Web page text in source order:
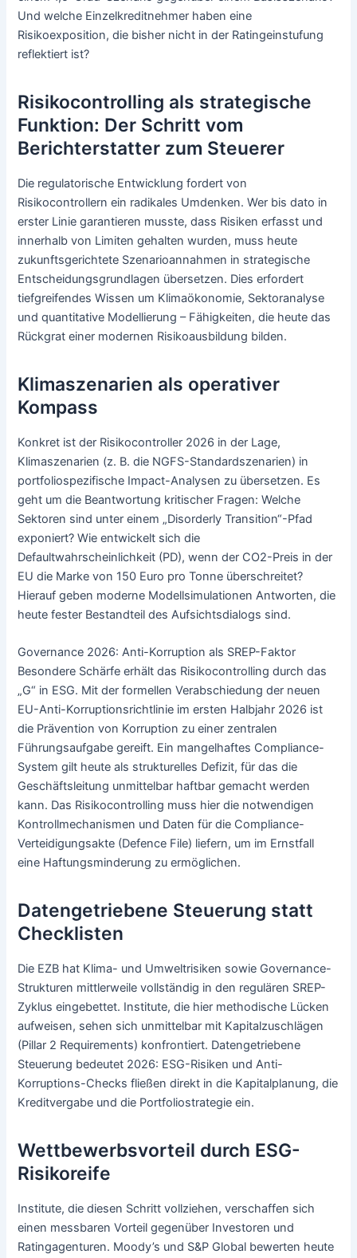
Und welche Einzelkreditnehmer haben eine
Risikoexposition, die bisher nicht in der Ratingeinstufung
reflektiert ist?
Risikocontrolling als strategische
Funktion: Der Schritt vom
Berichterstatter zum Steuerer
Die regulatorische Entwicklung fordert von
Risikocontrollern ein radikales Umdenken. Wer bis dato in
erster Linie garantieren musste, dass Risiken erfasst und
innerhalb von Limiten gehalten wurden, muss heute
zukunftsgerichtete Szenarioannahmen in strategische
Entscheidungsgrundlagen übersetzen. Dies erfordert
tiefgreifendes Wissen um Klimaökonomie, Sektoranalyse
und quantitative Modellierung – Fähigkeiten, die heute das
Rückgrat einer modernen Risikoausbildung bilden.
Klimaszenarien als operativer
Kompass
Konkret ist der Risikocontroller 2026 in der Lage,
Klimaszenarien (z. B. die NGFS-Standardszenarien) in
portfoliospezifische Impact-Analysen zu übersetzen. Es
geht um die Beantwortung kritischer Fragen: Welche
Sektoren sind unter einem „Disorderly Transition“-Pfad
exponiert? Wie entwickelt sich die
Defaultwahrscheinlichkeit (PD), wenn der CO2-Preis in der
EU die Marke von 150 Euro pro Tonne überschreitet?
Hierauf geben moderne Modellsimulationen Antworten, die
heute fester Bestandteil des Aufsichtsdialogs sind.
Governance 2026: Anti-Korruption als SREP-Faktor
Besondere Schärfe erhält das Risikocontrolling durch das
„G“ in ESG. Mit der formellen Verabschiedung der neuen
EU-Anti-Korruptionsrichtlinie im ersten Halbjahr 2026 ist
die Prävention von Korruption zu einer zentralen
Führungsaufgabe gereift. Ein mangelhaftes Compliance-
System gilt heute als strukturelles Defizit, für das die
Geschäftsleitung unmittelbar haftbar gemacht werden
kann. Das Risikocontrolling muss hier die notwendigen
Kontrollmechanismen und Daten für die Compliance-
Verteidigungsakte (Defence File) liefern, um im Ernstfall
eine Haftungsminderung zu ermöglichen.
Datengetriebene Steuerung statt
Checklisten
Die EZB hat Klima- und Umweltrisiken sowie Governance-
Strukturen mittlerweile vollständig in den regulären SREP-
Zyklus eingebettet. Institute, die hier methodische Lücken
aufweisen, sehen sich unmittelbar mit Kapitalzuschlägen
(Pillar 2 Requirements) konfrontiert. Datengetriebene
Steuerung bedeutet 2026: ESG-Risiken und Anti-
Korruptions-Checks fließen direkt in die Kapitalplanung, die
Kreditvergabe und die Portfoliostrategie ein.
Wettbewerbsvorteil durch ESG-
Risikoreife
Institute, die diesen Schritt vollziehen, verschaffen sich
einen messbaren Vorteil gegenüber Investoren und
Ratingagenturen. Moody’s und S&P Global bewerten heute